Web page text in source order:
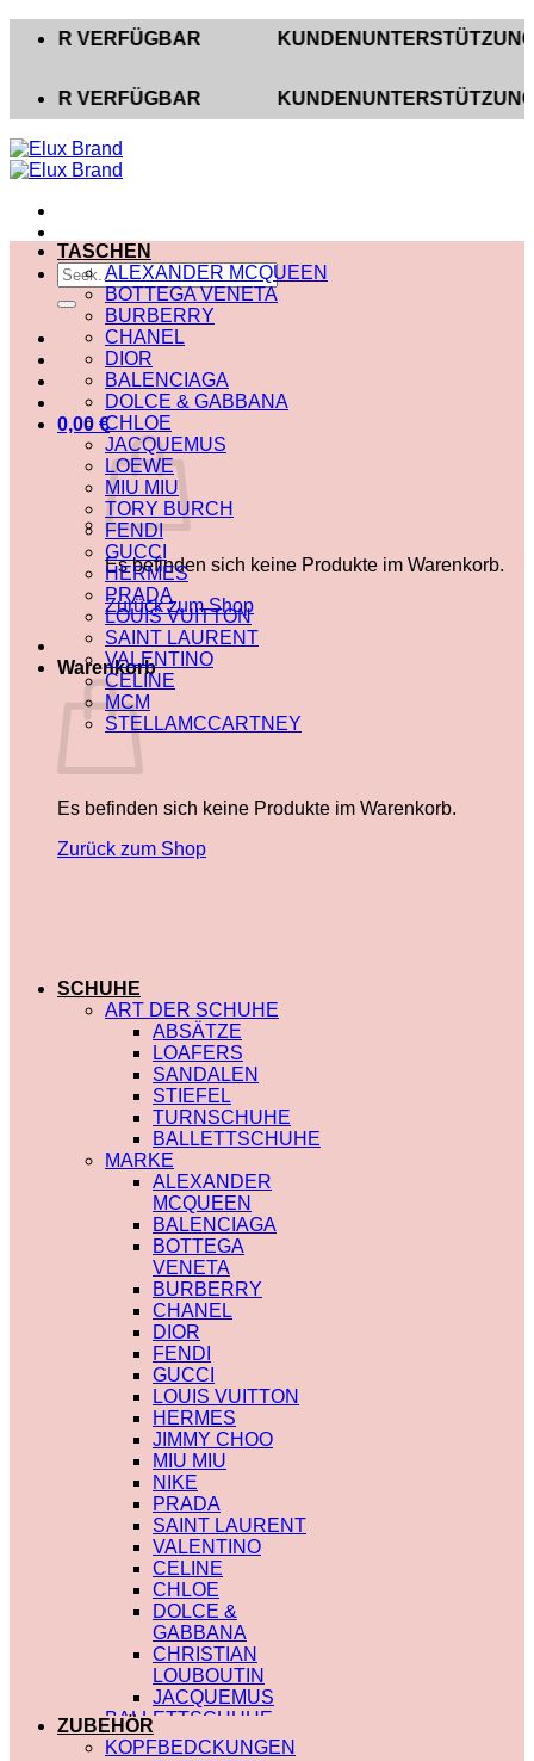
Inhalt
VERFÜGBAR KUNDENUNTERSTÜTZUNG AUF
VERFÜGBAR KUNDENUNTERSTÜTZUNG AUF
Suche
nach:
0,00 €
Es befinden sich keine Produkte im Warenkorb.
Zurück zum Shop
Warenkorb
Es befinden sich keine Produkte im Warenkorb.
Zurück zum Shop
TASCHEN
ALEXANDER MCQUEEN
BOTTEGA VENETA
BURBERRY
CHANEL
DIOR
BALENCIAGA
DOLCE & GABBANA
CHLOE
JACQUEMUS
LOEWE
MIU MIU
TORY BURCH
FENDI
GUCCI
HERMES
PRADA
LOUIS VUITTON
SAINT LAURENT
VALENTINO
CELINE
MCM
STELLAMCCARTNEY
SCHUHE
ART DER SCHUHE
ABSÄTZE
LOAFERS
SANDALEN
STIEFEL
TURNSCHUHE
BALLETTSCHUHE
MARKE
ALEXANDER
MCQUEEN
BALENCIAGA
BOTTEGA
VENETA
BURBERRY
CHANEL
DIOR
FENDI
GUCCI
LOUIS VUITTON
HERMES
JIMMY CHOO
MIU MIU
NIKE
PRADA
SAINT LAURENT
VALENTINO
CELINE
CHLOE
DOLCE &
GABBANA
CHRISTIAN
LOUBOUTIN
JACQUEMUS
BALLETTSCHUHE
LOUIS VUITTON
ZUBEHÖR
KOPFBEDCKUNGEN